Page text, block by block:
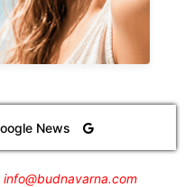
News
info@budnavarna.com